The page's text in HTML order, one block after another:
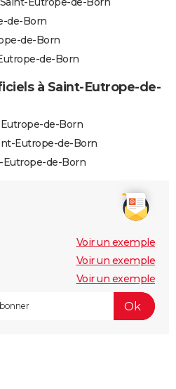
de-Born
de-Born
de-Born
à Saint-Eutrope-de-
de-Born
Eutrope-de-Born
Eutrope-de-Born
Voir un exemple
Voir un exemple
Voir un exemple